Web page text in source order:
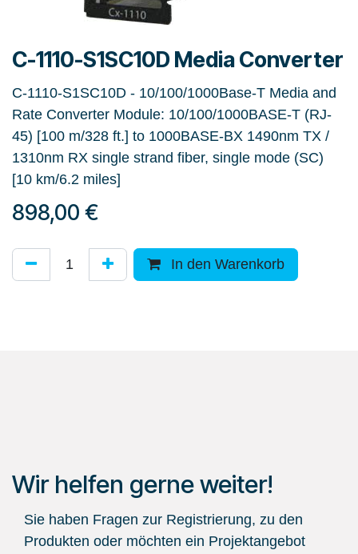
C-1110-S1SC10D Media Converter
C-1110-S1SC10D - 10/100/1000Base-T Media and
Rate Converter Module: 10/100/1000BASE-T (RJ-
45) [100 m/328 ft.] to 1000BASE-BX 1490nm TX /
1310nm RX single strand fiber, single mode (SC)
[10 km/6.2 miles]
898,00 €
In den Warenkorb
Wir helfen gerne weiter!
Sie haben Fragen zur Registrierung, zu den
Produkten oder möchten ein Projektangebot